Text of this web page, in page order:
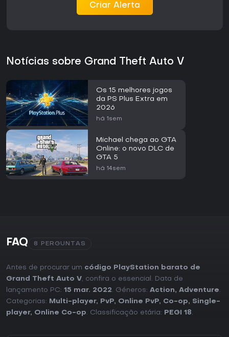
consolidados. Quem busca uma narrativa single-player
Criar Alerta
Notícias sobre Grand Theft Auto V
Os 15 melhores jogos
da PS Plus Extra em
2026
há 1sem
Michael chega ao GTA
Online: o novo DLC de
GTA 5
há 14sem
FAQ 8 PERGUNTAS
Antes de procurar um código PlayStation barato de
Grand Theft Auto V, confira o essencial. Data de
lançamento PC: 15 mar. 2022. Géneros: Action, Adventure.
Categorias:
Multi-player, PvP, Online PvP, Co-op, Single-
player, Online Co-op. Classificação etária: PEGI 18.